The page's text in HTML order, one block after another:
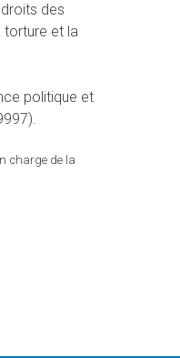
des
torture et la
politique et
charge de la